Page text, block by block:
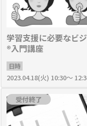
学習支援に必要なビ
®入門講座
日時
2023.04.18(火) 10:30～
受付終了